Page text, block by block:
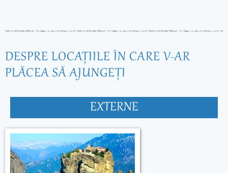
DESPRE LOCAŢIILE ÎN CARE V-AR
PLĂCEA SĂ AJUNGEŢI
EXTERNE